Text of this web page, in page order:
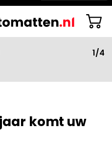
1/4
komt uw